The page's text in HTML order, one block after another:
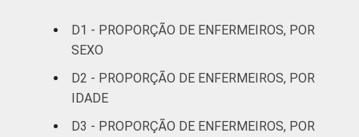
FAIXA ETÁRIA
Até 30
D1 - PROPORÇÃO DE ENFERMEIROS, POR
SEXO
D2 - PROPORÇÃO DE ENFERMEIROS, POR
IDADE
D3 - PROPORÇÃO DE ENFERMEIROS, POR